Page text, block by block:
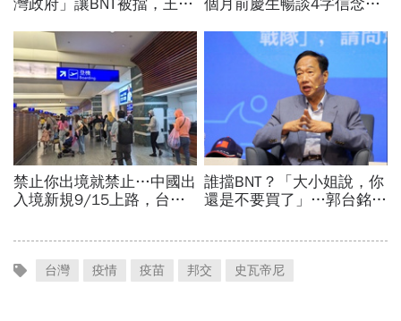
台灣 疫情 疫苗 邦交 史瓦帝尼